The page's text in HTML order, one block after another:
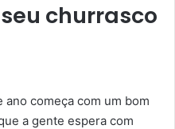
churrasco
começa com um bom
a gente espera com